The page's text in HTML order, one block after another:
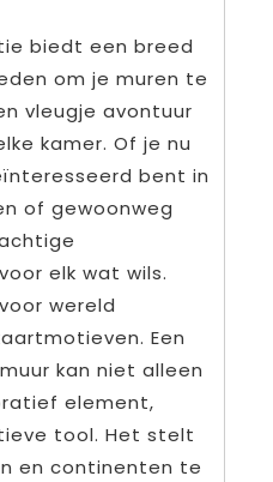
biedt een breed
om je muren te
vleugje avontuur
kamer. Of je nu
bent in
of gewoonweg
elk wat wils.
wereld
Een
kan niet alleen
element,
tool. Het stelt
en continenten te